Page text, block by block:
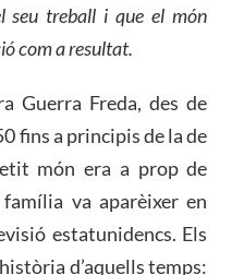
seu treball i que el món
com a resultat.
Guerra Freda, des de
fins a principis de la de
món era a prop de
va aparèixer en
estatunidencs. Els
d’aquells temps: